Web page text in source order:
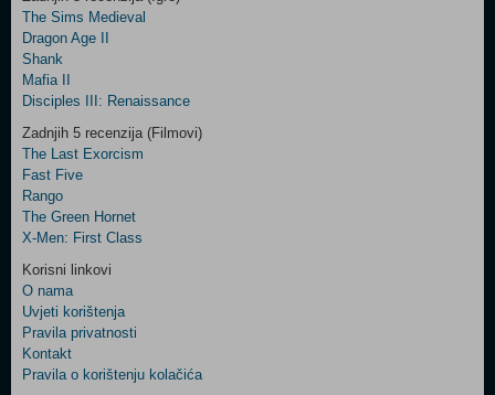
Control
Field
Three
The Sims Medieval
Dragon Age II
Shank
Mafia II
Disciples III: Renaissance
Zadnjih 5 recenzija (Filmovi)
The Last Exorcism
Fast Five
Rango
The Green Hornet
X-Men: First Class
Korisni linkovi
O nama
Uvjeti korištenja
Pravila privatnosti
Kontakt
Pravila o korištenju kolačića